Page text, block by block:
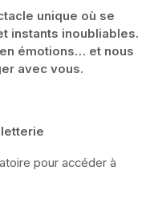
unique où se
instants inoubliables.
émotions… et nous
avec vous.
pour accéder à